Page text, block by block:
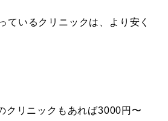
ているクリニックは、より安く
クリニックもあれば3000円〜